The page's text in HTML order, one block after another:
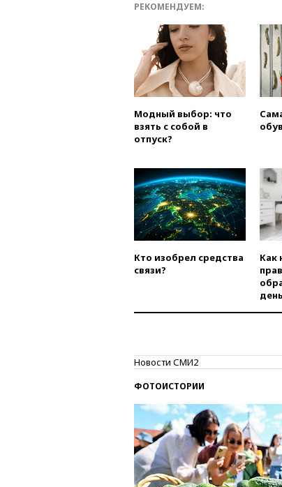
РЕКОМЕНДУЕМ:
Модный выбор: что
взять с собой в
отпуск?
Кто изобрел средства
связи?
Как
Новости СМИ2
ФОТОИСТОРИИ